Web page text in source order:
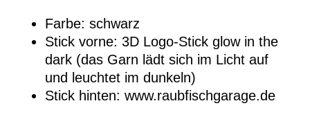
Farbe: schwarz
Stick vorne: 3D Logo-Stick glow in the
dark (das Garn lädt sich im Licht auf
und leuchtet im dunkeln)
Stick hinten: www.raubfischgarage.de